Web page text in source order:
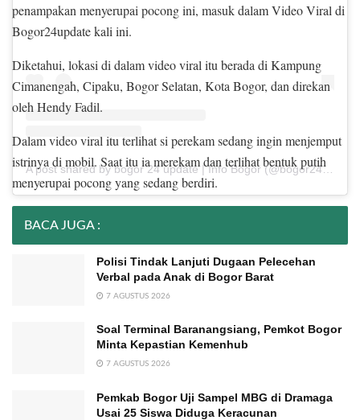
A post shared by bogor 24 update | Info Bogor (@bogor24update)
penampakan menyerupai pocong ini, masuk dalam Video Viral di
Bogor24update kali ini.
Diketahui, lokasi di dalam video viral itu berada di Kampung
Cimanengah, Cipaku, Bogor Selatan, Kota Bogor, dan direkan
oleh Hendy Fadil.
Dalam video viral itu terlihat si perekam sedang ingin menjemput
istrinya di mobil. Saat itu ia merekam dan terlihat bentuk putih
menyerupai pocong yang sedang berdiri.
BACA JUGA :
Polisi Tindak Lanjuti Dugaan Pelecehan
Verbal pada Anak di Bogor Barat
7 AGUSTUS 2026
Soal Terminal Baranangsiang, Pemkot Bogor
Minta Kepastian Kemenhub
7 AGUSTUS 2026
Pemkab Bogor Uji Sampel MBG di Dramaga
Usai 25 Siswa Diduga Keracunan